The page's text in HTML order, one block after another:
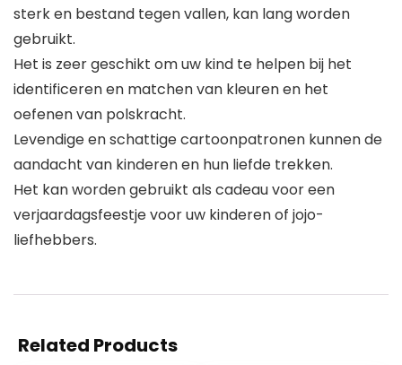
sterk en bestand tegen vallen, kan lang worden
gebruikt.
Het is zeer geschikt om uw kind te helpen bij het
identificeren en matchen van kleuren en het
oefenen van polskracht.
Levendige en schattige cartoonpatronen kunnen de
aandacht van kinderen en hun liefde trekken.
Het kan worden gebruikt als cadeau voor een
verjaardagsfeestje voor uw kinderen of jojo-
liefhebbers.
Related Products